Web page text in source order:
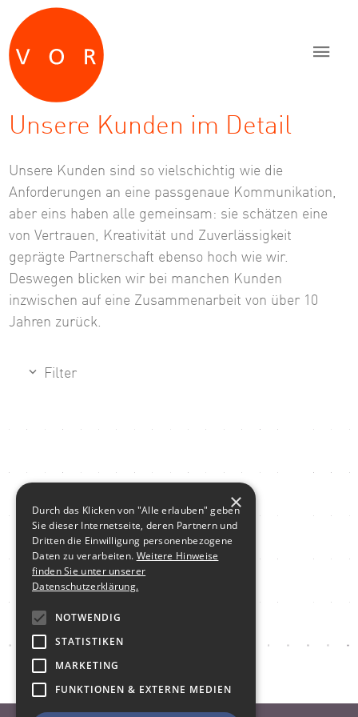
Zum Inhalt springen
Zur Navigation springen
Zum Fußbereich und Kontakt springen
Unsere Kunden im Detail
Unsere Kunden sind so vielschichtig wie die
Anforderungen an eine passgenaue Kommunikation,
aber eins haben alle gemeinsam: sie schätzen eine
von Vertrauen, Kreativität und Zuverlässigkeit
geprägte Partnerschaft ebenso hoch wie wir.
Deswegen blicken wir bei manchen Kunden
inzwischen auf eine Zusammenarbeit von über 10
Jahren zurück.
Filter
×
Durch das Klicken von "Alle erlauben" geben
Sie dieser Internetseite, deren Partnern und
Dritten die Einwilligung personenbezogene
Daten zu verarbeiten. Weitere Hinweise
finden Sie unter unserer
Datenschutzerklärung.
NOTWENDIG
STATISTIKEN
MARKETING
FUNKTIONEN & EXTERNE MEDIEN